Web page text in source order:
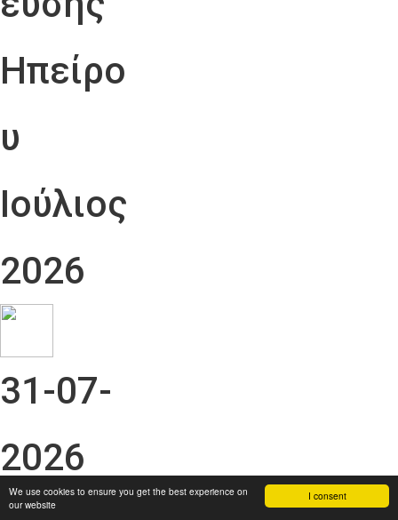
I consent
We use cookies to ensure you get the best experience on
our website
Ηπείρο
υ
Ιούλιος
2026
31-07-
2026